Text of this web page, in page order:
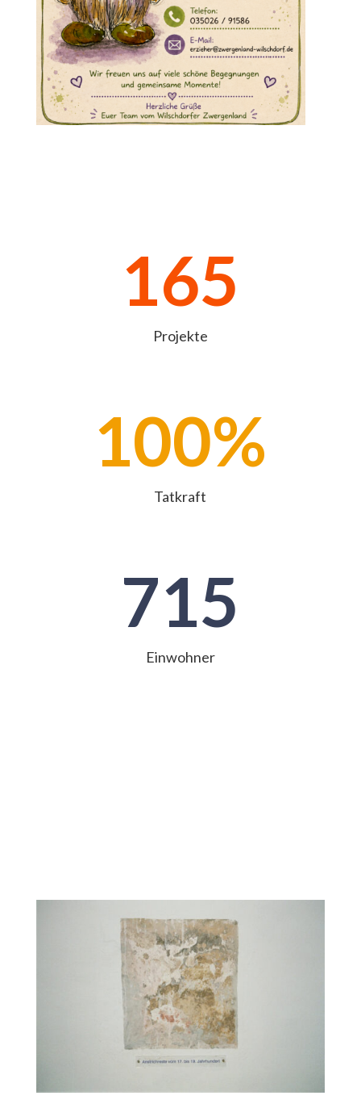
165
Projekte
100%
Tatkraft
715
Einwohner